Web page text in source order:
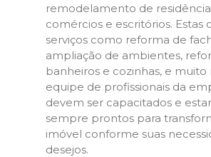
remodelamento de
comércios e escritórios. Estas
serviços como reforma de
ampliação de ambientes,
banheiros e cozinhas, e muito
equipe de profissionais da
devem ser capacitados e
sempre prontos para
imóvel conforme suas
desejos.